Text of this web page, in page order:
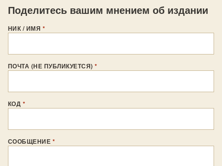
Поделитесь вашим мнением об издании
НИК / ИМЯ *
ПОЧТА (НЕ ПУБЛИКУЕТСЯ)*
КОД *
СООБЩЕНИЕ *